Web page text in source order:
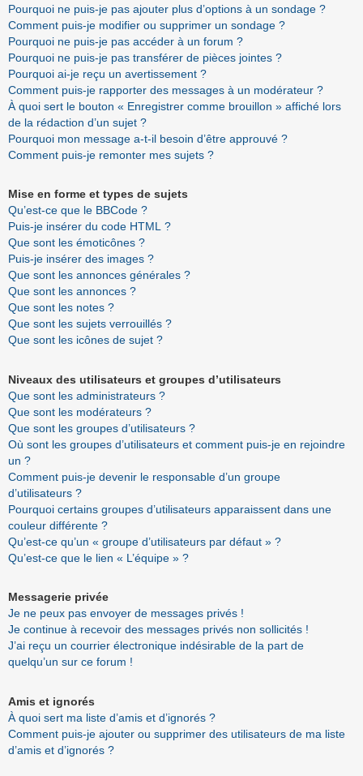
Pourquoi ne puis-je pas ajouter plus d’options à un sondage ?
Comment puis-je modifier ou supprimer un sondage ?
Pourquoi ne puis-je pas accéder à un forum ?
Pourquoi ne puis-je pas transférer de pièces jointes ?
Pourquoi ai-je reçu un avertissement ?
Comment puis-je rapporter des messages à un modérateur ?
À quoi sert le bouton « Enregistrer comme brouillon » affiché lors
de la rédaction d’un sujet ?
Pourquoi mon message a-t-il besoin d’être approuvé ?
Comment puis-je remonter mes sujets ?
Mise en forme et types de sujets
Qu’est-ce que le BBCode ?
Puis-je insérer du code HTML ?
Que sont les émoticônes ?
Puis-je insérer des images ?
Que sont les annonces générales ?
Que sont les annonces ?
Que sont les notes ?
Que sont les sujets verrouillés ?
Que sont les icônes de sujet ?
Niveaux des utilisateurs et groupes d’utilisateurs
Que sont les administrateurs ?
Que sont les modérateurs ?
Que sont les groupes d’utilisateurs ?
Où sont les groupes d’utilisateurs et comment puis-je en rejoindre
un ?
Comment puis-je devenir le responsable d’un groupe
d’utilisateurs ?
Pourquoi certains groupes d’utilisateurs apparaissent dans une
couleur différente ?
Qu’est-ce qu’un « groupe d’utilisateurs par défaut » ?
Qu’est-ce que le lien « L’équipe » ?
Messagerie privée
Je ne peux pas envoyer de messages privés !
Je continue à recevoir des messages privés non sollicités !
J’ai reçu un courrier électronique indésirable de la part de
quelqu’un sur ce forum !
Amis et ignorés
À quoi sert ma liste d’amis et d’ignorés ?
Comment puis-je ajouter ou supprimer des utilisateurs de ma liste
d’amis et d’ignorés ?